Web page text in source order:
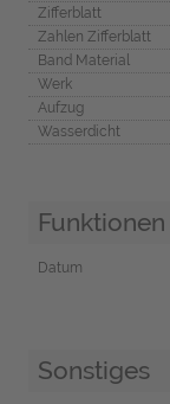
Zifferblatt
Zahlen Zifferblatt
Band Material
Werk
Aufzug
Wasserdicht
Funktionen
Datum
Sonstiges